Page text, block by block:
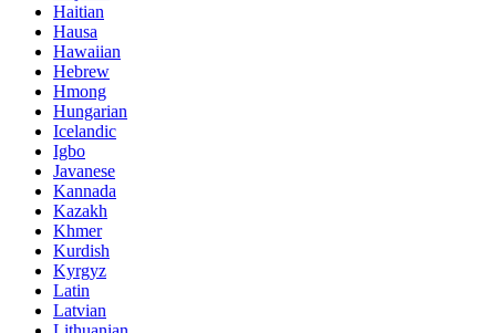
Haitian
Hausa
Hawaiian
Hebrew
Hmong
Hungarian
Icelandic
Igbo
Javanese
Kannada
Kazakh
Khmer
Kurdish
Kyrgyz
Latin
Latvian